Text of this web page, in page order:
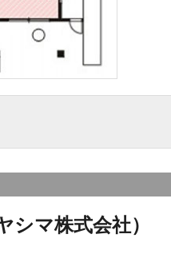
シマ株式会社）